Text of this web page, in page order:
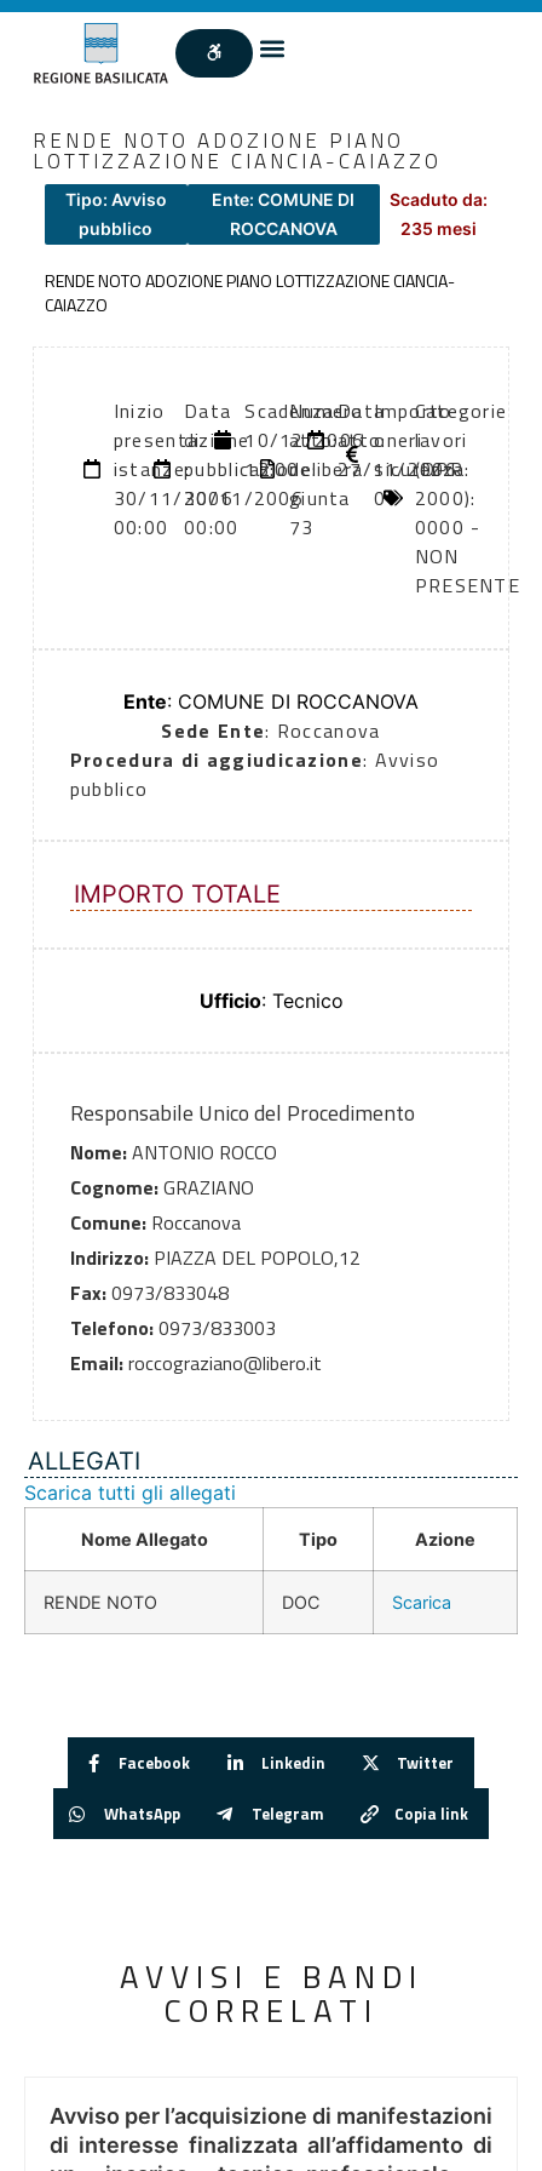
RENDE NOTO ADOZIONE PIANO
LOTTIZZAZIONE CIANCIA-CAIAZZO
Tipo: Avviso
pubblico
Ente: COMUNE DI
ROCCANOVA
Scaduto da:
235 mesi
RENDE NOTO ADOZIONE PIANO LOTTIZZAZIONE CIANCIA-
CAIAZZO
Inizio
presentazione
istanze:
30/11/2006
00:00
Data
di
pubblicazione:
30/11/2006
00:00
Scadenza:
10/12/2006
13:00
Numero
atto:
delibera
giunta
73
Data
atto:
27/11/2006
Importo
oneri
sicurezza:
0
Categorie
lavori
(DPR
2000):
0000 -
NON
PRESENTE
Ente: COMUNE DI ROCCANOVA
Sede Ente: Roccanova
Procedura di aggiudicazione: Avviso
pubblico
IMPORTO TOTALE
Ufficio: Tecnico
Responsabile Unico del Procedimento
Nome:ANTONIO ROCCO
Cognome:GRAZIANO
Comune:Roccanova
Indirizzo:PIAZZA DEL POPOLO,12
Fax:0973/833048
Telefono:0973/833003
Email:roccograziano@libero.it
ALLEGATI
Scarica tutti gli allegati
Nome Allegato Tipo Azione
RENDE NOTO DOC Scarica
Facebook Linkedin Twitter
WhatsApp Telegram Copia link
AVVISI E BANDI
CORRELATI
Avviso per l’acquisizione di manifestazioni
di interesse finalizzata all’affidamento di